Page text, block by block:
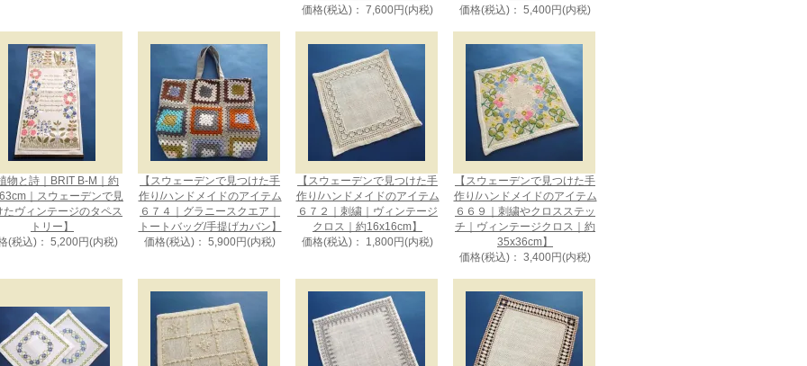
価格(税込)： 7,600円(内税)
価格(税込)： 5,400円(内税)
植物と詩｜BRIT B-M｜約
｜スウェーデンで見
たヴィンテージのタペス
トリー】
(税込)： 5,200円(内税)
【スウェーデンで見つけた手
作り/ハンドメイドのアイテム
６７４｜グラニースクエア｜
トートバッグ/手提げカバン】
価格(税込)： 5,900円(内税)
【スウェーデンで見つけた手
作り/ハンドメイドのアイテム
６７２｜刺繍｜ヴィンテージ
クロス｜約16x16cm】
価格(税込)： 1,800円(内税)
【スウェーデンで見つけた手
作り/ハンドメイドのアイテム
６６９｜刺繍やクロスステッ
チ｜ヴィンテージクロス｜約
35x36cm】
価格(税込)： 3,400円(内税)